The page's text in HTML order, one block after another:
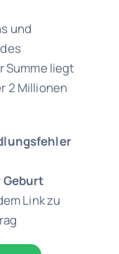
und
Summe liegt
2 Millionen
Geburt
Link zu